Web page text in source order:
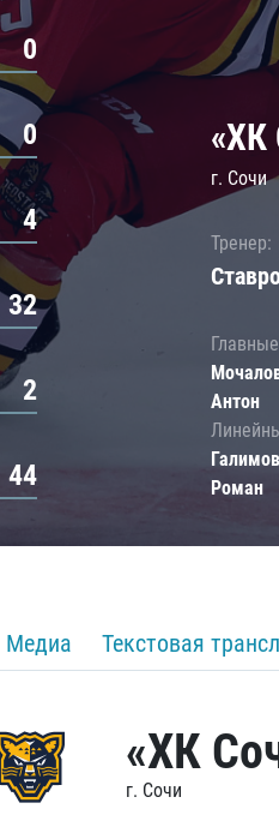
0
0
4
32
2
44
«ХК
г. Сочи
Тренер:
Антон
Роман
Медиа Текстовая
«ХК
г. Сочи